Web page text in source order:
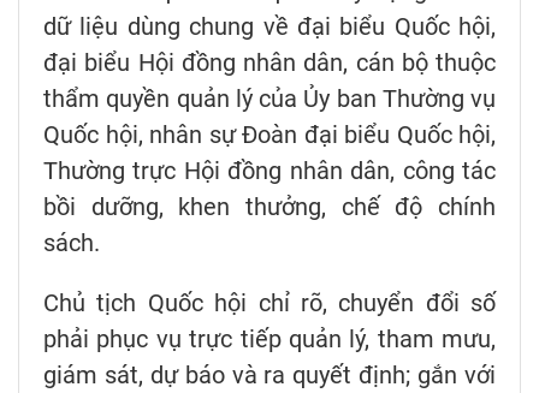
dữ liệu dùng chung về đại biểu Quốc hội,
đại biểu Hội đồng nhân dân, cán bộ thuộc
thẩm quyền quản lý của Ủy ban Thường vụ
Quốc hội, nhân sự Đoàn đại biểu Quốc hội,
Thường trực Hội đồng nhân dân, công tác
bồi dưỡng, khen thưởng, chế độ chính
sách.
Chủ tịch Quốc hội chỉ rõ, chuyển đổi số
phải phục vụ trực tiếp quản lý, tham mưu,
giám sát, dự báo và ra quyết định; gắn với